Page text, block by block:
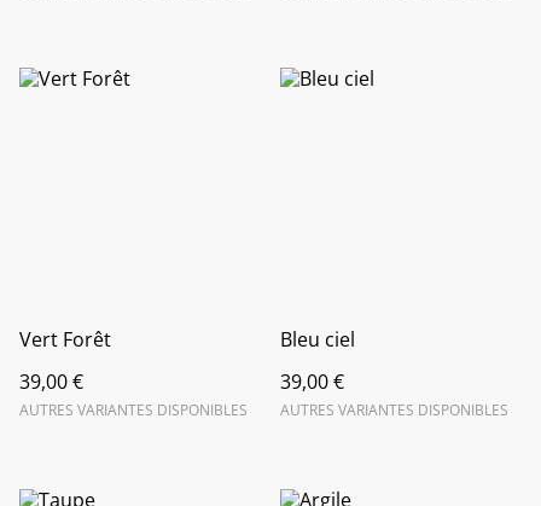
Vert Forêt
39,00 €
AUTRES VARIANTES DISPONIBLES
Bleu ciel
39,00 €
AUTRES VARIANTES DISPONIBLES